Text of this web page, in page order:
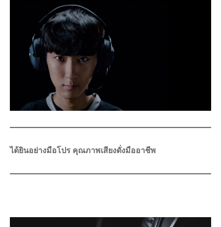
ได้ยินอย่างมือโปร คุณภาพเสียงดั่งมืออาชีพ